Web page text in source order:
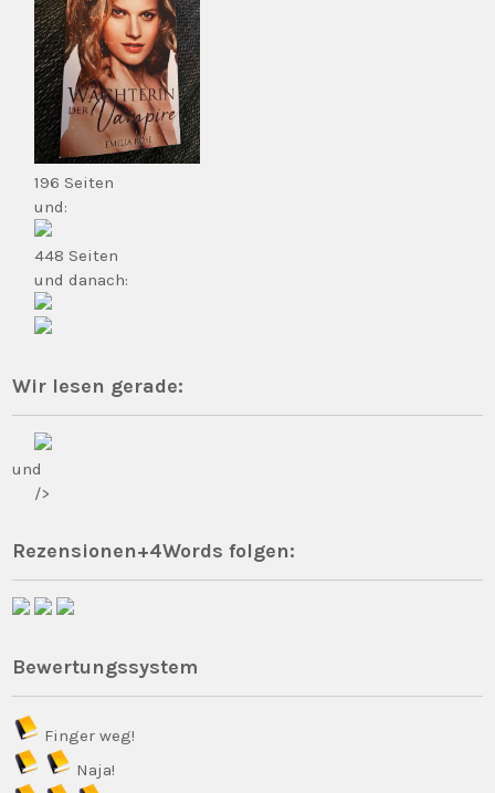
196 Seiten
und:
448 Seiten
und danach:
Wir lesen gerade:
und
/>
Rezensionen+4Words folgen:
Bewertungssystem
Finger weg!
Naja!